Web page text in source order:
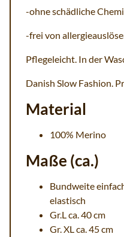
-ohne schädliche
-frei von
Pflegeleicht. In der
Danish Slow Fashion.
Material
100% Merino
Maße (ca.)
Bundweite
elastisch
Gr.L ca. 40 cm
Gr. XL ca. 45 cm